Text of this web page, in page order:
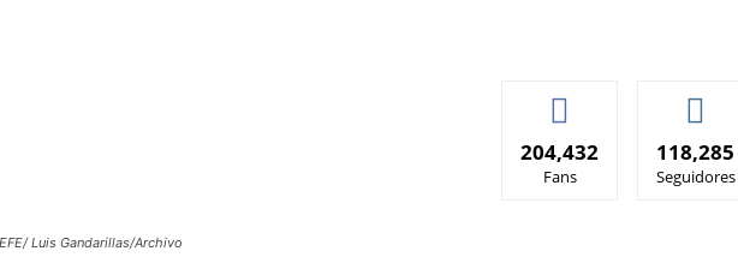
Luis Gandarillas/Archivo
204,432
Fans
118,285
Seguidores